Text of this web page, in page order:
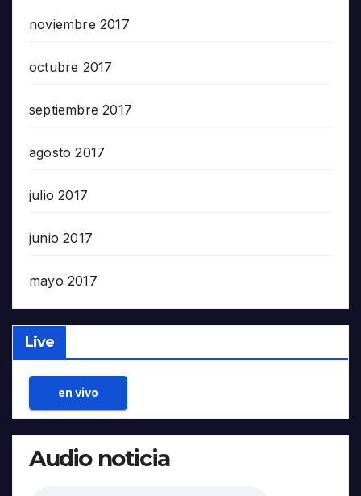
noviembre 2017
octubre 2017
septiembre 2017
agosto 2017
julio 2017
junio 2017
mayo 2017
Live
en vivo
Audio noticia